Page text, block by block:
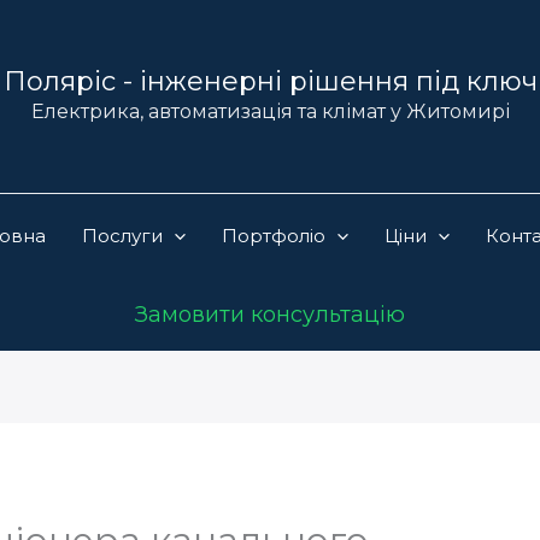
Поляріс - інженерні рішення під ключ
Електрика, автоматизація та клімат у Житомирі
Послуги Портфоліо Ціни
Замовити консультацію